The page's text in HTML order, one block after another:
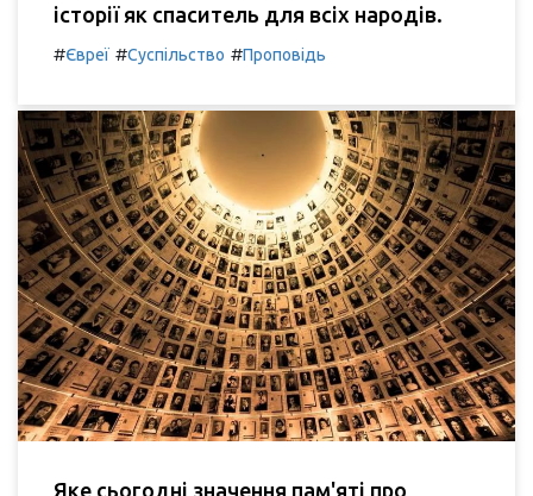
історії як спаситель для всіх народів.
#Євреї #Суспільство #Проповідь
Яке сьогодні значення пам'яті про